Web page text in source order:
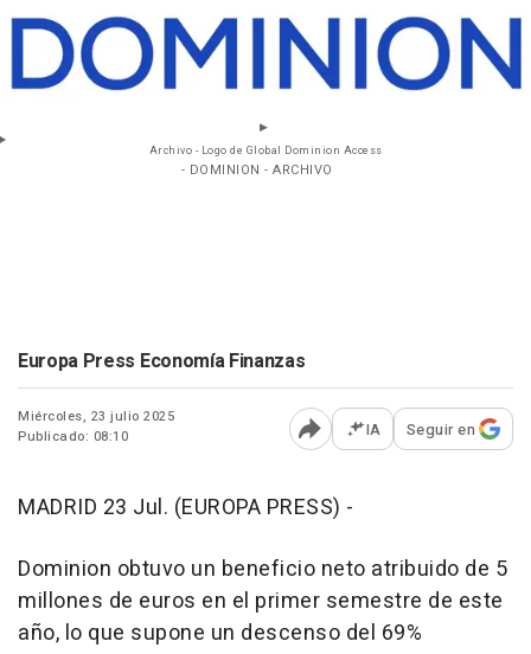
Archivo - Logo de Global Dominion Access
- DOMINION - ARCHIVO
Europa Press Economía Finanzas
Miércoles, 23 julio 2025
Publicado: 08:10
Abrir opciones para
IA Seguir en
MADRID 23 Jul. (EUROPA PRESS) -
Dominion obtuvo un beneficio neto atribuido de 5
millones de euros en el primer semestre de este
año, lo que supone un descenso del 69%